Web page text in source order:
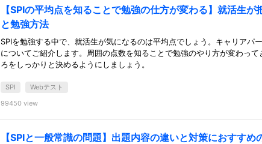
【SPIの平均点を知ることで勉強の仕方が変わる】就活生
と勉強方法
SPIを勉強する中で、就活生が気になるのは平均点でしょう。キャリアパ
についてご紹介します。周囲の点数を知ることで勉強のやり方が変わっ
ろをしっかりと決めるようにしましょう。
SPI
Webテスト
99450 view
【SPIと一般常識の問題】出題内容の違いと対策におすすめ